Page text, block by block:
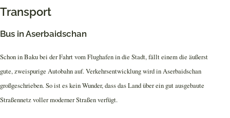
Transport
Bus in Aserbaidschan
Schon in Baku bei der Fahrt vom Flughafen in die Stadt, fällt einem die äußerst
gute, zweispurige Autobahn auf. Verkehrsentwicklung wird in Aserbaidschan
großgeschrieben. So ist es kein Wunder, dass das Land über ein gut ausgebaute
Straßennetz voller moderner Straßen verfügt.